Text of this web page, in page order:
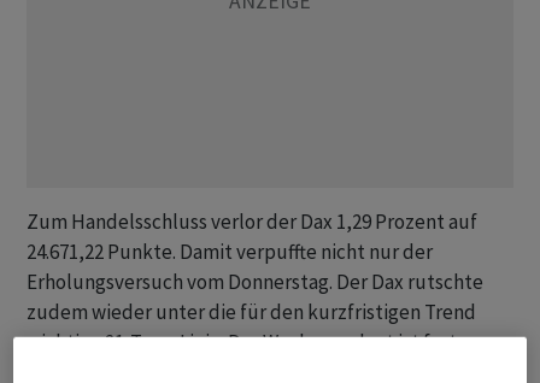
Zum Handelsschluss verlor der Dax 1,29 Prozent auf
24.671,22 Punkte. Damit verpuffte nicht nur der
Erholungsversuch vom Donnerstag. Der Dax rutschte
zudem wieder unter die für den kurzfristigen Trend
wichtige 21-Tage-Linie. Der Wochenverlust ist fast